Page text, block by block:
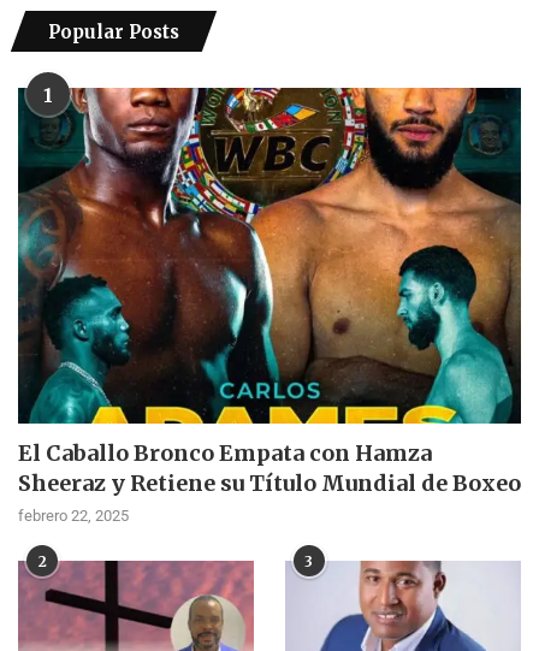
Popular Posts
1
El Caballo Bronco Empata con Hamza
Sheeraz y Retiene su Título Mundial de Boxeo
febrero 22, 2025
2 3